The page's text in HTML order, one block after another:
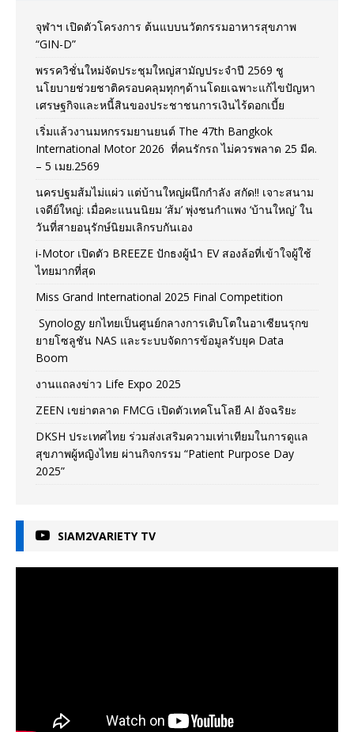
จุฬาฯ เปิดตัวโครงการ ต้นแบบนวัตกรรมอาหารสุขภาพ
“GIN-D”
พรรควิชั่นใหม่จัดประชุมใหญ่สามัญประจำปี 2569 ชู
นโยบายช่วยชาติครอบคลุมทุกๆด้านโดยเฉพาะแก้ไขปัญหา
เศรษฐกิจและหนี้สินของประชาชนการเงินไร้ดอกเบี้ย
เริ่มแล้วงานมหกรรมยานยนต์ The 47th Bangkok
International Motor 2026 ที่คนรักรถ ไม่ควรพลาด 25 มีค.
– 5 เมย.2569
นครปฐมส้มไม่แผ่ว แต่บ้านใหญ่ผนึกกำลัง สกัด!! เจาะสนาม
เจดีย์ใหญ่: เมื่อคะแนนนิยม ‘ส้ม’ พุ่งชนกำแพง ‘บ้านใหญ่’ ใน
วันที่สายอนุรักษ์นิยมเลิกรบกันเอง
i-Motor เปิดตัว BREEZE ปักธงผู้นำ EV สองล้อที่เข้าใจผู้ใช้
ไทยมากที่สุด
Miss Grand International 2025 Final Competition
Synology ยกไทยเป็นศูนย์กลางการเติบโตในอาเซียนรุกข
ยายโซลูชัน NAS และระบบจัดการข้อมูลรับยุค Data
Boom
งานแถลงข่าว Life Expo 2025
ZEEN เขย่าตลาด FMCG เปิดตัวเทคโนโลยี AI อัจฉริยะ
DKSH ประเทศไทย ร่วมส่งเสริมความเท่าเทียมในการดูแล
สุขภาพผู้หญิงไทย ผ่านกิจกรรม “Patient Purpose Day
2025”
SIAM2VARIETY TV